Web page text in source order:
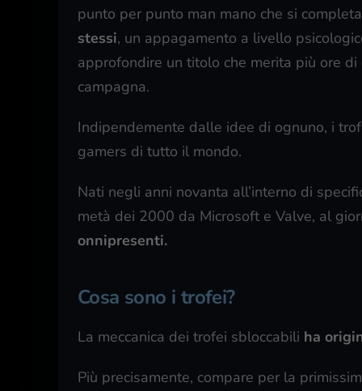
punto per punto man mano che si
stessi, un appagamento a livello
approfondire un titolo che merita più ore
campagna.
Indipendemente dalle idee di ognuno, i
gamers di tutto il mondo.
Nati negli anni novanta all’interno di
metà dei 2000 da Microsoft e Valve, al
onnipresenti.
Cosa sono i trofei?
La meccanica dei trofei sbloccabili ha
Più precisamente, compare per la